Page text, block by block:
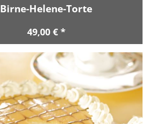
Birne-Helene-Torte
49,00 € *